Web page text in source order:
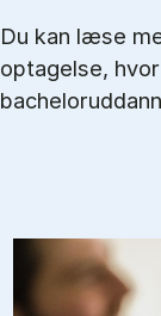
Du kan læse
optagelse,